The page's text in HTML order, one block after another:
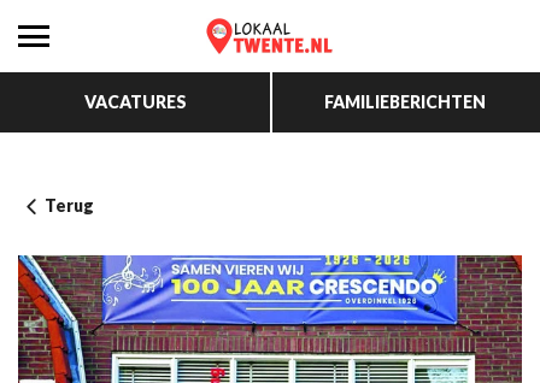
VACATURES FAMILIEBERICHTEN
Terug